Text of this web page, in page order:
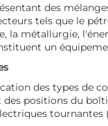
des
tels que le
la métallurgie,
un
des types de
positions du
tournantes